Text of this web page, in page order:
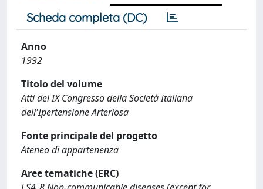
Scheda completa (DC)
Anno
1992
Titolo del volume
Atti del IX Congresso della Società Italiana
dell'Ipertensione Arteriosa
Fonte principale del progetto
Ateneo di appartenenza
Aree tematiche (ERC)